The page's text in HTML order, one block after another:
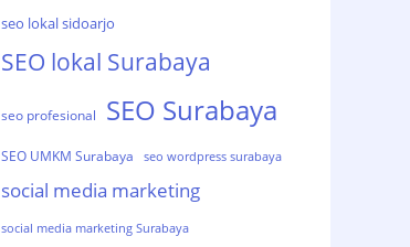
seo lokal sidoarjo
SEO lokal Surabaya
seo profesional SEO Surabaya
SEO UMKM Surabaya seo wordpress surabaya
social media marketing
social media marketing Surabaya